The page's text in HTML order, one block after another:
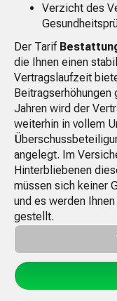
Verzicht des
Der Tarif
die Ihnen einen
Vertragslaufzeit
Jahren wird der
weiterhin in vollem
angelegt. Im
Hinterbliebenen
müssen sich keiner
und es werden
gestellt.